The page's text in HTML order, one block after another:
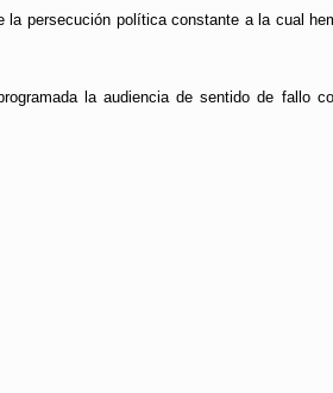
persecución política constante a la cual
la audiencia de sentido de fallo